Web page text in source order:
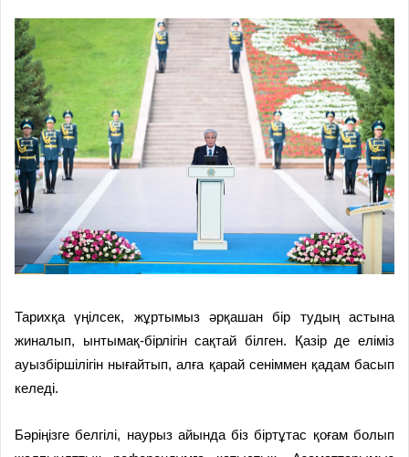
Тарихқа үңілсек, жұртымыз әрқашан бір тудың астына
жиналып, ынтымақ-бірлігін сақтай білген. Қазір де еліміз
ауызбіршілігін нығайтып, алға қарай сеніммен қадам басып
келеді.
Бәріңізге белгілі, наурыз айында біз біртұтас қоғам болып